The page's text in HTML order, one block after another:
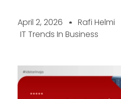
April 2, 2026
Rafi Helmi
IT Trends In Business